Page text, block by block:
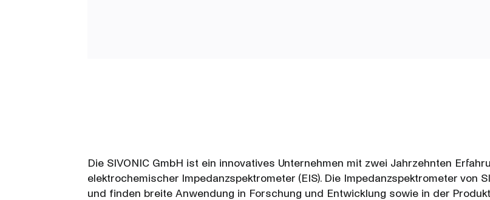
Die SIVONIC GmbH ist ein innovatives Unternehmen mit zwei Jahrzehnten
elektrochemischer Impedanzspektrometer (EIS). Die Impedanzspektrometer von
und finden breite Anwendung in Forschung und Entwicklung sowie in der